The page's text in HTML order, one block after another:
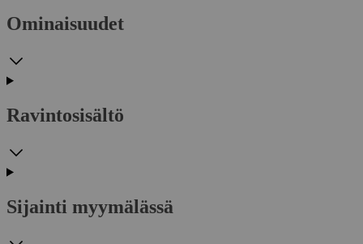
Ominaisuudet
Ravintosisältö
Sijainti myymälässä